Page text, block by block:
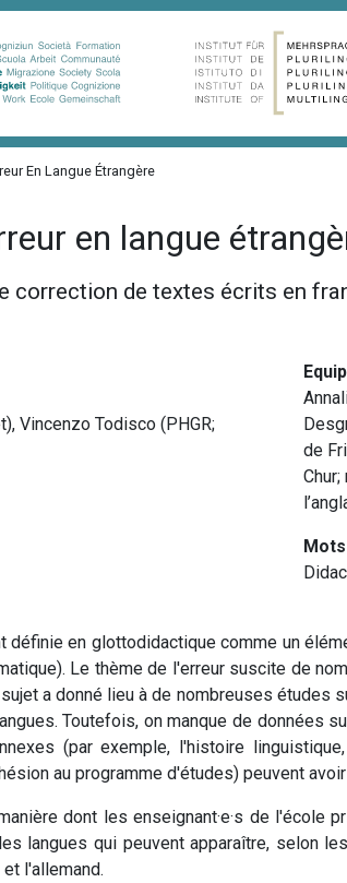
En Langue Étrangère
en langue
correction de textes écrits en
Vincenzo Todisco (PHGR;
de
définie en glottodidactique comme un
Le thème de l'erreur suscite de
a donné lieu à de nombreuses
Toutefois, on manque de données
(par exemple, l'histoire
au programme d'études) peuvent
dont les enseignant·e·s de l'école
langues qui peuvent apparaître, selon
l'allemand.